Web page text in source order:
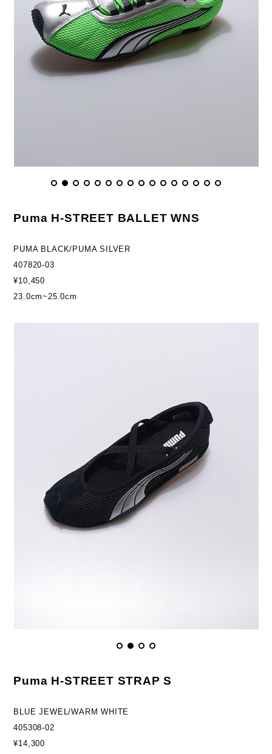
Puma H-STREET BALLET WNS
PUMA BLACK/PUMA SILVER
407820-03
¥10,450
23.0cm~25.0cm
Puma H-STREET STRAP S
BLUE JEWEL/WARM WHITE
405308-02
¥14,300